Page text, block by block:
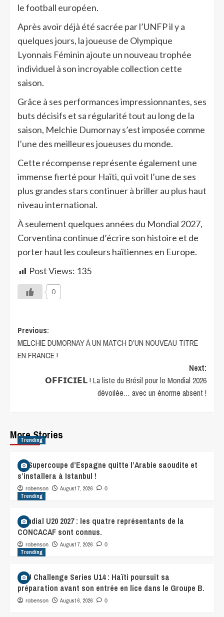
le football européen.
Après avoir déjà été sacrée par l’UNFP il y a
quelques jours, la joueuse de Olympique
Lyonnais Féminin ajoute un nouveau trophée
individuel à son incroyable collection cette
saison.
Grâce à ses performances impressionnantes, ses
buts décisifs et sa régularité tout au long de la
saison, Melchie Dumornay s’est imposée comme
l’une des meilleures joueuses du monde.
Cette récompense représente également une
immense fierté pour Haïti, qui voit l’une de ses
plus grandes stars continuer à briller au plus haut
niveau international.
À seulement quelques années du Mondial 2027,
Corventina continue d’écrire son histoire et de
porter haut les couleurs haïtiennes en Europe.
Post Views: 135
0
Previous:
MELCHIE DUMORNAY À UN MATCH D’UN NOUVEAU TITRE
EN FRANCE !
Next:
𝗢𝗙𝗙𝗜𝗖𝗜𝗘𝗟 ! La liste du Brésil pour le Mondial 2026
dévoilée… avec un énorme absent !
More Stories
Trending
La Supercoupe d’Espagne quitte l’Arabie saoudite et
s’installera à Istanbul !
robenson August 7, 2026 0
Trending
Mondial U20 2027 : les quatre représentants de la
CONCACAF sont connus.
robenson August 7, 2026 0
Trending
CFU Challenge Series U14 : Haïti poursuit sa
préparation avant son entrée en lice dans le Groupe B.
robenson August 6, 2026 0